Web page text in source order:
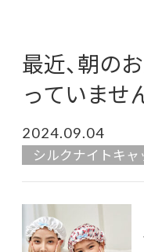
最近、朝の
っていませ
2024.09.04
シルクナイトキャ